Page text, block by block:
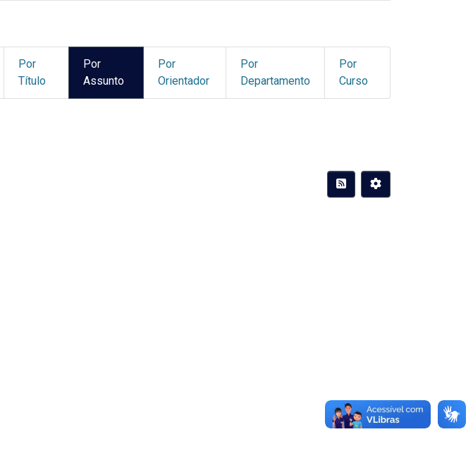
Por
Título
Por
Assunto
Por
Orientador
Por
Departamento
Por
Curso